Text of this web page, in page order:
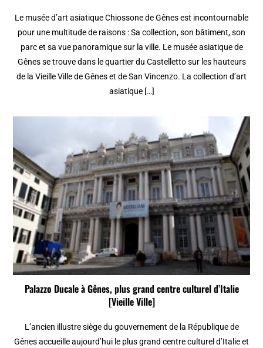
Le musée d’art asiatique Chiossone de Gênes est incontournable
pour une multitude de raisons : Sa collection, son bâtiment, son
parc et sa vue panoramique sur la ville. Le musée asiatique de
Gênes se trouve dans le quartier du Castelletto sur les hauteurs
de la Vieille Ville de Gênes et de San Vincenzo. La collection d’art
asiatique […]
Palazzo Ducale à Gênes, plus grand centre culturel d’Italie
[Vieille Ville]
L’ancien illustre siège du gouvernement de la République de
Gênes accueille aujourd’hui le plus grand centre culturel d’Italie et